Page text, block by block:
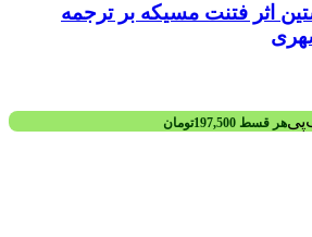
اثر فتنت مسیکه بر ترجمه
هر قسط 197,500تومان